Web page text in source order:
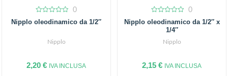
out
0
Nipplo oleodinamico da 1/2″
Nipplo
2,20 € IVA INCLUSA
0
out
0
Nipplo oleodinamico da 1/2″ x
1/4″
Nipplo
2,15 € IVA INCLUSA